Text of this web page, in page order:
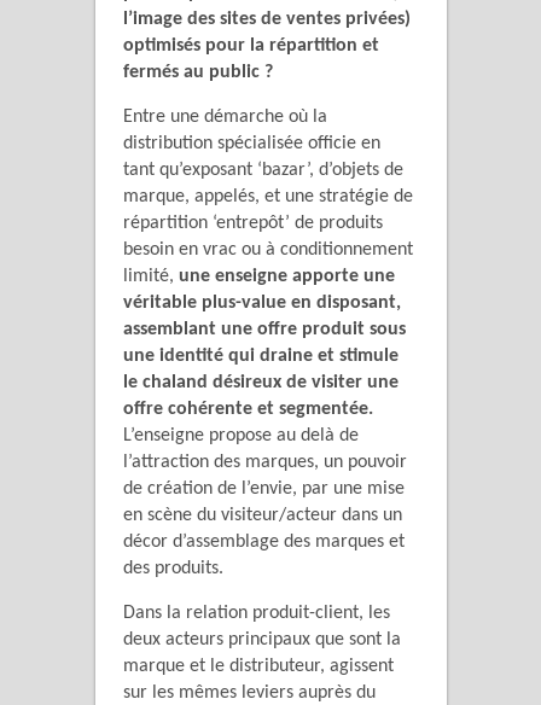
l’image des sites de ventes privées)
optimisés pour la répartition et
fermés au public ?
Entre une démarche où la
distribution spécialisée officie en
tant qu’exposant ‘bazar’, d’objets de
marque, appelés, et une stratégie de
répartition ‘entrepôt’ de produits
besoin en vrac ou à conditionnement
limité, une enseigne apporte une
véritable plus-value en disposant,
assemblant une offre produit sous
une identité qui draine et stimule
le chaland désireux de visiter une
offre cohérente et segmentée.
L’enseigne propose au delà de
l’attraction des marques, un pouvoir
de création de l’envie, par une mise
en scène du visiteur/acteur dans un
décor d’assemblage des marques et
des produits.
Dans la relation produit-client, les
deux acteurs principaux que sont la
marque et le distributeur, agissent
sur les mêmes leviers auprès du